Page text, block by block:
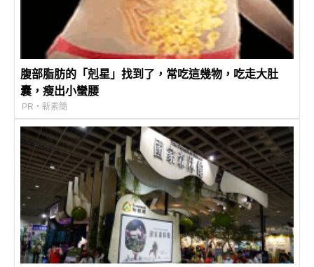
腹部脂肪的「剋星」找到了，常吃這幾物，吃走大肚
囊，瘦出小蠻腰
PR・新素簡